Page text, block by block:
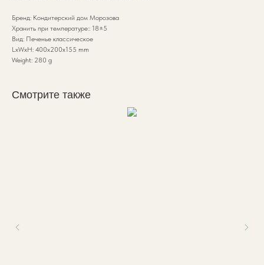
Бренд: Кондитерский дом Морозова
Хранить при температуре:: 18±5
Вид: Печенье классическое
LxWxH: 400x200x155 mm
Weight: 280 g
Смотрите также